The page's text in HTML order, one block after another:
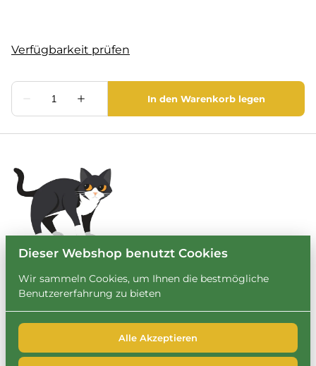
2026 Leihbrary. Alle Rechte vorbehalten. |
Powered by Booqable
Dieser Webshop benutzt Cookies
Wir sammeln Cookies, um Ihnen die bestmögliche
Benutzererfahrung zu bieten
Alle Akzeptieren